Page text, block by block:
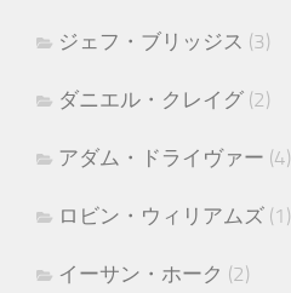
ジェフ・ブリッジス (3)
ダニエル・クレイグ (2)
アダム・ドライヴァー (4)
ロビン・ウィリアムズ (1)
イーサン・ホーク (2)